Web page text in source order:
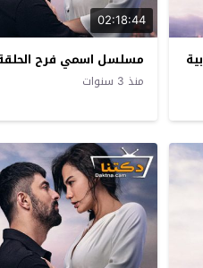
02:18:44
مسلسل اسمي فرح الحلقة 12 مترجم
منذ 3 سنوات